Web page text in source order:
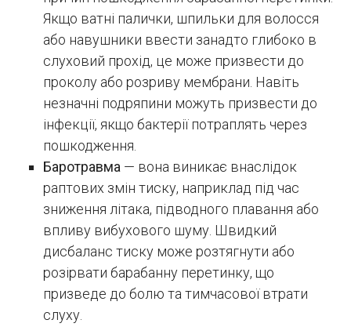
Якщо ватні палички, шпильки для волосся
або навушники ввести занадто глибоко в
слуховий прохід, це може призвести до
проколу або розриву мембрани. Навіть
незначні подряпини можуть призвести до
інфекції, якщо бактерії потраплять через
пошкодження.
Баротравма — вона виникає внаслідок
раптових змін тиску, наприклад під час
зниження літака, підводного плавання або
впливу вибухового шуму. Швидкий
дисбаланс тиску може розтягнути або
розірвати барабанну перетинку, що
призведе до болю та тимчасової втрати
слуху.